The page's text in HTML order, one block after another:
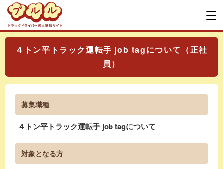
４トン平トラック運転手 job tagについて（正社
員）
募集職種
４トン平トラック運転手 job tagについて
対象となる方